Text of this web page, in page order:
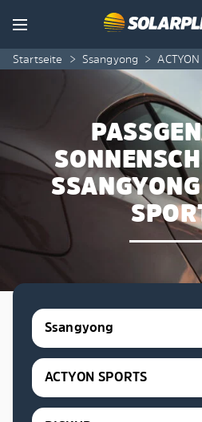
Menu
Startseite > Ssangyong >
Ssangyong
ACTYON SPORTS